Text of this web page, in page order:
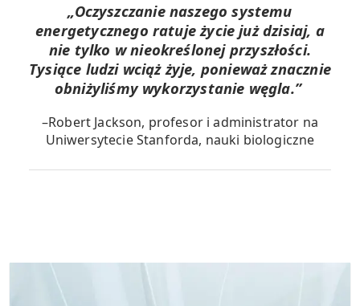
„Oczyszczanie naszego systemu
energetycznego ratuje życie już dzisiaj, a
nie tylko w nieokreślonej przyszłości.
Tysiące ludzi wciąż żyje, ponieważ znacznie
obniżyliśmy wykorzystanie węgla.”
–Robert Jackson, profesor i administrator na
Uniwersytecie Stanforda, nauki biologiczne